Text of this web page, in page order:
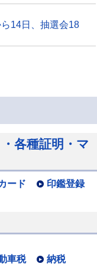
14日、抽選会18
各種証明・マ
ード
印鑑登録
車税 納税